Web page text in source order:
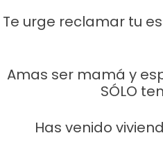
Te urge reclamar tu
Amas ser mamá y
SÓLO
Has venido